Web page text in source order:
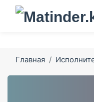
Главная